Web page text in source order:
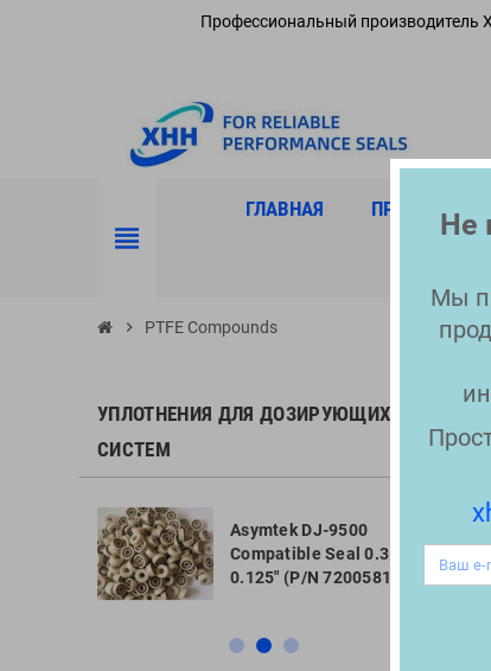
Профессиональный производитель
view_headline
ГЛАВНАЯ ПРОДУКЦИЯ
chevron_right PTFE Compounds
УПЛОТНЕНИЯ ДЛЯ ДОЗИРУЮЩИХ
СИСТЕМ
Asymtek DJ-9500
Compatible Seal 0.313" x
0.125" (P/N 7200581)
Не
Мы